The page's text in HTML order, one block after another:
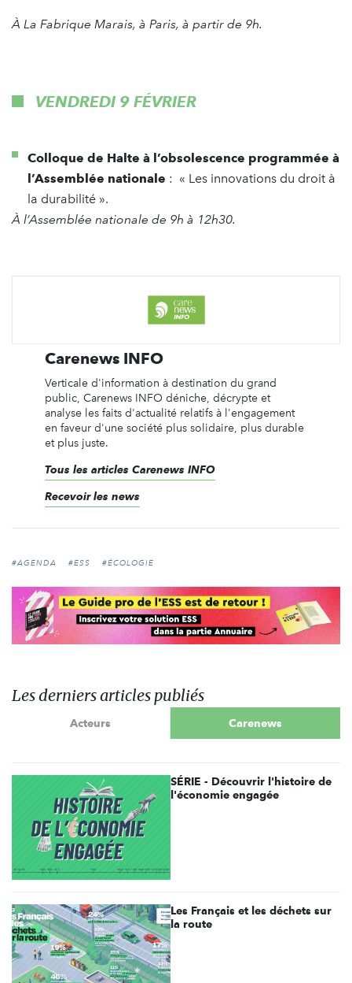
À La Fabrique Marais, à Paris, à partir de 9h.
VENDREDI 9 FÉVRIER
Colloque de Halte à l’obsolescence programmée à
l’Assemblée nationale : « Les innovations du droit à
la durabilité ».
À l’Assemblée nationale de 9h à 12h30.
Carenews INFO
Verticale d'information à destination du grand
public, Carenews INFO déniche, décrypte et
analyse les faits d'actualité relatifs à l'engagement
en faveur d'une société plus solidaire, plus durable
et plus juste.
Tous les articles Carenews INFO
Recevoir les news
#AGENDA #ESS #ÉCOLOGIE
Les derniers articles publiés
Acteurs Carenews
SÉRIE - Découvrir l'histoire de
l'économie engagée
Les Français et les déchets sur
la route